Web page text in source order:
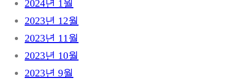
2024년 1월
2023년 12월
2023년 11월
2023년 10월
2023년 9월